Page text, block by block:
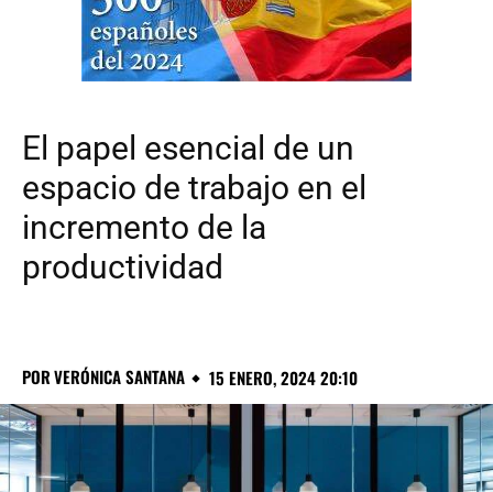
El papel esencial de un
espacio de trabajo en el
incremento de la
productividad
PORVERÓNICA SANTANA 15 ENERO, 2024 20:10